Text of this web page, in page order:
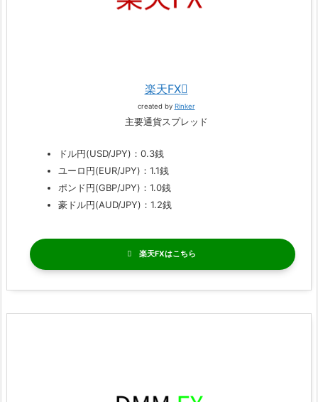
楽天FX
created by Rinker
主要通貨スプレッド
ドル円(USD/JPY)：0.3銭
ユーロ円(EUR/JPY)：1.1銭
ポンド円(GBP/JPY)：1.0銭
豪ドル円(AUD/JPY)：1.2銭
楽天FX